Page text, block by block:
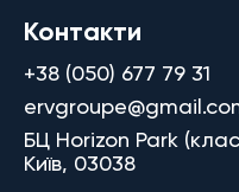
Контакти
+38 (050) 677 79 31
БЦ Horizon Park
Київ, 03038